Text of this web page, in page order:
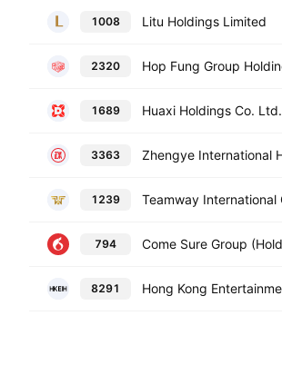
1008 Litu Holdings Limited
2320
1689 Huaxi Holdings Co. Ltd.
3363
1239
794
8291